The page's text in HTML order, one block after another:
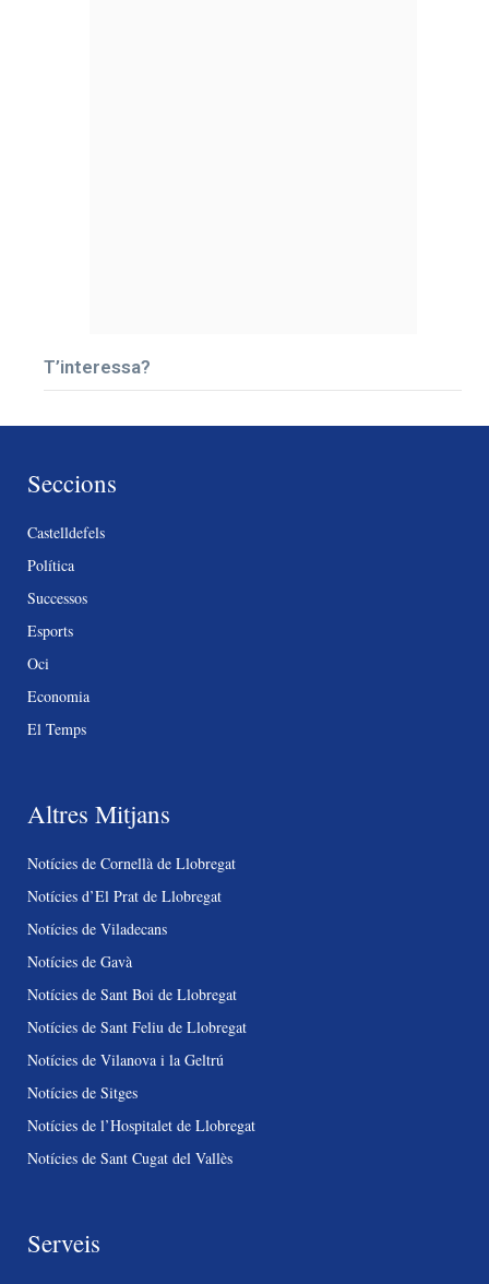
T’interessa?
Seccions
Castelldefels
Política
Successos
Esports
Oci
Economia
El Temps
Altres Mitjans
Notícies de Cornellà de Llobregat
Notícies d’El Prat de Llobregat
Notícies de Viladecans
Notícies de Gavà
Notícies de Sant Boi de Llobregat
Notícies de Sant Feliu de Llobregat
Notícies de Vilanova i la Geltrú
Notícies de Sitges
Notícies de l’Hospitalet de Llobregat
Notícies de Sant Cugat del Vallès
Serveis